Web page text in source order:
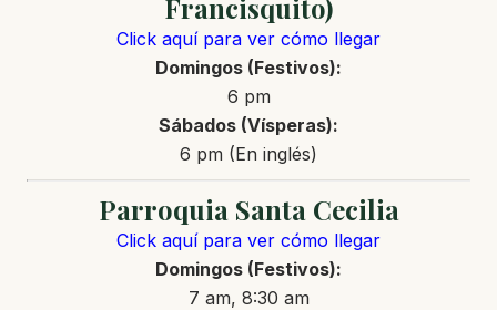
Francisquito)
Click aquí para ver cómo llegar
Domingos (Festivos):
6 pm
Sábados (Vísperas):
6 pm (En inglés)
Parroquia Santa Cecilia
Click aquí para ver cómo llegar
Domingos (Festivos):
7 am, 8:30 am